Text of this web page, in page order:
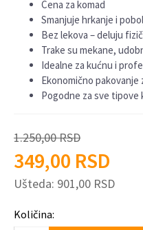
Cena za komad
Smanjuje hrkanje i
Bez lekova – deluju
Trake su mekane,
Idealne za kućnu i
Ekonomično
Pogodne za sve tipove
1.250,00RSD
349,00 RSD
Ušteda: 901,00 RSD
Količina: